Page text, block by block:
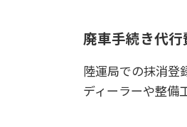
廃車手続き代行
陸運局での抹消登
ディーラーや整備